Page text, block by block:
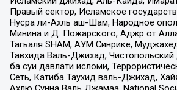
Правый сектор, Исламское
Нусра ли-Ахль аш-Шам, Народное
Минина и Д. Пожарского, Аджр от
Тагьаля SHAM, АУМ Синрике,
Тавхида Валь-Джихад,
ба суи давлати исломи,
Сеть, Катиба Таухид валь-Джихад,